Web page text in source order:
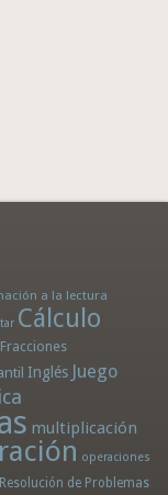
a la lectura
Cálculo
Fracciones
Inglés Juego
multiplicación
operaciones
Resolución de Problemas